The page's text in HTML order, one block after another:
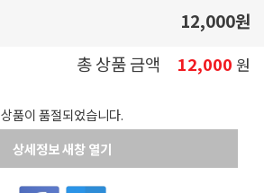
12,000원
총 상품 금액
12,000 원
상품이 품절되었습니다.
상세정보 새창 열기